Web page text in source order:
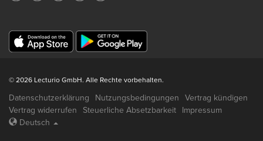
© 2026 Lecturio GmbH. Alle Rechte vorbehalten.
Datenschutzerklärung Nutzungsbedingungen
Vertrag kündigen
Vertrag widerrufen
Steuerliche Absetzbarkeit
Impressum
Deutsch